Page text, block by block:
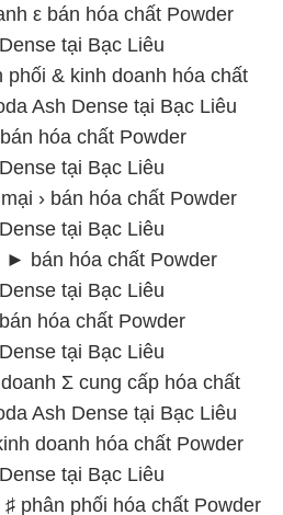
– CÔNG TY HÓA CHẤT
🌐
–
– 0906.387.866 –
TY HÓA CHẤT ĐẮC
Hóa Chất Đắc Trường Phát